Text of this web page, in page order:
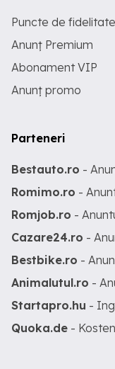
Puncte de fidelitate
Anunț Premium
Abonament VIP
Anunț promo
Parteneri
Bestauto.ro -
Romimo.ro -
Romjob.ro -
Cazare24.ro -
Bestbike.ro -
Animalutul.ro -
Startapro.hu -
Quoka.de -